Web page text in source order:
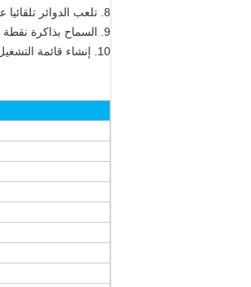
8. تلعب الدوائر تلقائيا عند تشغيل السلطة.
9. السماح بذاكرة نقطة توقف / نظام إدارة م.
10. إنشاء قائمة التشغيل تلقائيًا / عرض مختلط لمقاطع الفيديو والصور والموسيقى.